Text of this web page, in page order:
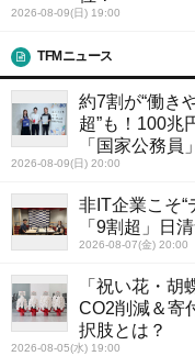
2026-08-09(日) 19:00
TFMニュース
約7割が“働き
超”も！100兆
「国家公務員
2026-08-09(日) 20:00
非IT企業こそ
「9割超」日
2026-08-07(金) 20:00
「祝い花・
CO2削減＆寄
択肢とは？
2026-08-05(水) 19:00